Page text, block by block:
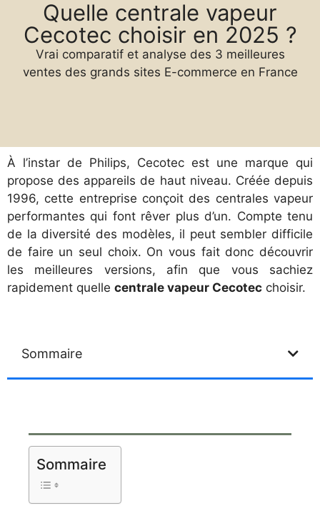
Quelle centrale vapeur
Cecotec choisir en 2025 ?
Vrai comparatif et analyse des 3 meilleures
ventes des grands sites E-commerce en France
À l’instar de Philips, Cecotec est une marque qui
propose des appareils de haut niveau. Créée depuis
1996, cette entreprise conçoit des centrales vapeur
performantes qui font rêver plus d’un. Compte tenu
de la diversité des modèles, il peut sembler difficile
de faire un seul choix. On vous fait donc découvrir
les meilleures versions, afin que vous sachiez
rapidement quelle centrale vapeur Cecotec choisir.
Sommaire
Sommaire